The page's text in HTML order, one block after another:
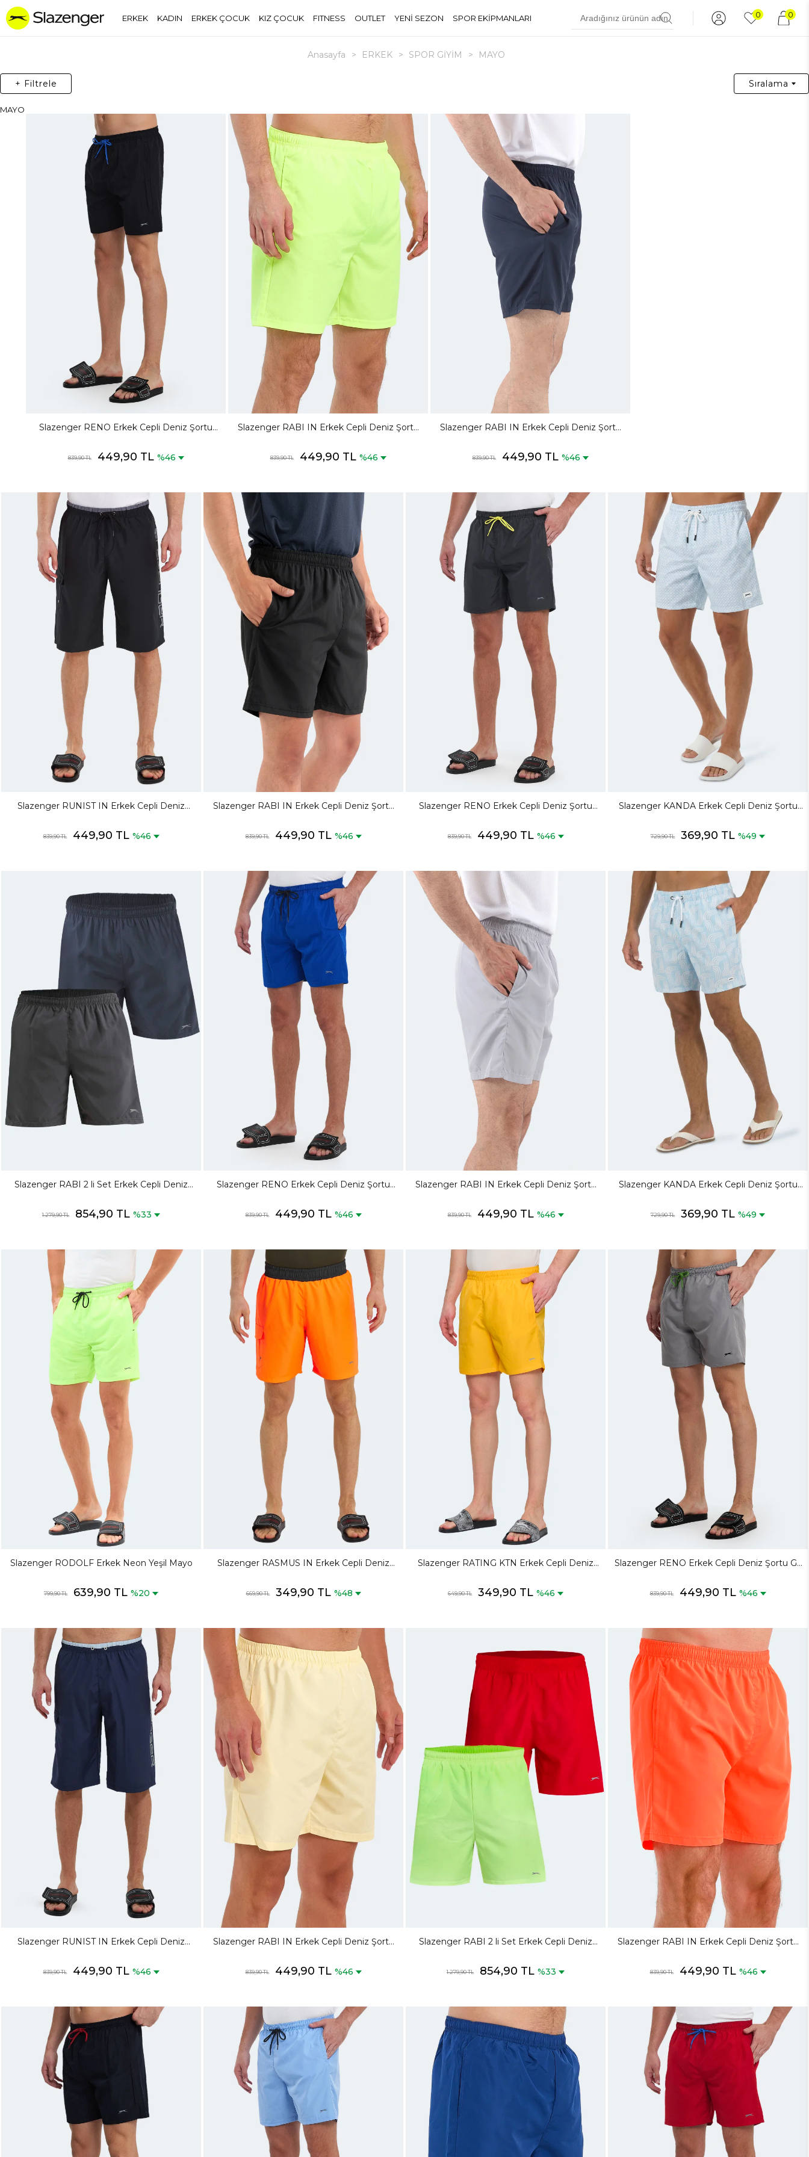
ERKEK KADIN ERKEK ÇOCUK KIZ ÇOCUK FITNESS OUTLET YENİ SEZON SPOR EKİPMANLARI 0 0
Anasayfa > ERKEK > SPOR GİYİM > MAYO
+ Filtrele Sıralama
MAYO
Slazenger RENO Erkek Cepli Deniz Şortu
839,90 TL 449,90 TL %46
Slazenger RABI IN Erkek Cepli Deniz Şortu
839,90 TL 449,90 TL %46
Slazenger RABI IN Erkek Cepli Deniz Şortu
839,90 TL 449,90 TL %46
Slazenger RUNIST IN Erkek Cepli Deniz
839,90 TL 449,90 TL %46
Slazenger RABI IN Erkek Cepli Deniz Şortu
839,90 TL 449,90 TL %46
Slazenger RENO Erkek Cepli Deniz Şortu
839,90 TL 449,90 TL %46
Slazenger KANDA Erkek Cepli Deniz Şortu
729,90 TL 369,90 TL %49
Slazenger RABI 2 li Set Erkek Cepli Deniz
1.279,90 TL 854,90 TL %33
Slazenger RENO Erkek Cepli Deniz Şortu
839,90 TL 449,90 TL %46
Slazenger RABI IN Erkek Cepli Deniz Şortu
839,90 TL 449,90 TL %46
Slazenger KANDA Erkek Cepli Deniz Şortu
729,90 TL 369,90 TL %49
Slazenger RODOLF Erkek Neon Yeşil Mayo
799,90 TL 639,90 TL %20
Slazenger RASMUS IN Erkek Cepli Deniz
669,90 TL 349,90 TL %48
Slazenger RATING KTN Erkek Cepli Deniz
649,90 TL 349,90 TL %46
Slazenger RENO Erkek Cepli Deniz Şortu Gri
839,90 TL 449,90 TL %46
Slazenger RUNIST IN Erkek Cepli Deniz
839,90 TL 449,90 TL %46
Slazenger RABI IN Erkek Cepli Deniz Şortu
839,90 TL 449,90 TL %46
Slazenger RABI 2 li Set Erkek Cepli Deniz
1.279,90 TL 854,90 TL %33
Slazenger RABI IN Erkek Cepli Deniz Şortu
839,90 TL 449,90 TL %46